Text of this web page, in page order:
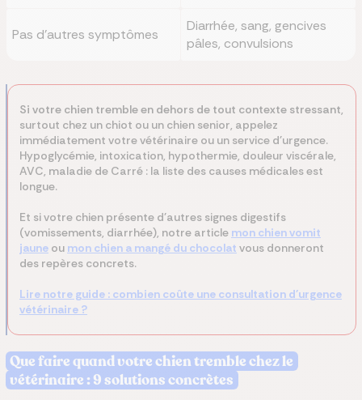
Pas d'autres symptômes
Diarrhée, sang, gencives
pâles, convulsions
Si votre chien tremble en dehors de tout contexte stressant,
surtout chez un chiot ou un chien senior, appelez
immédiatement votre vétérinaire ou un service d'urgence.
Hypoglycémie, intoxication, hypothermie, douleur viscérale,
AVC, maladie de Carré : la liste des causes médicales est
longue.
Et si votre chien présente d'autres signes digestifs
(vomissements, diarrhée), notre article mon chien vomit
jaune ou mon chien a mangé du chocolat vous donneront
des repères concrets.
Lire notre guide : combien coûte une consultation d'urgence
vétérinaire ?
Que faire quand votre chien tremble chez le
vétérinaire : 9 solutions concrètes